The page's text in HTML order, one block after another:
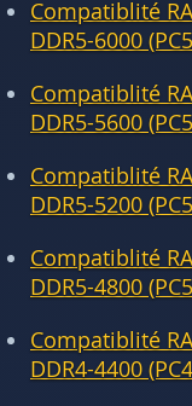
Compatiblité
DDR5-6000
Compatiblité
DDR5-5600
Compatiblité
DDR5-5200
Compatiblité
DDR5-4800
Compatiblité
DDR4-4400